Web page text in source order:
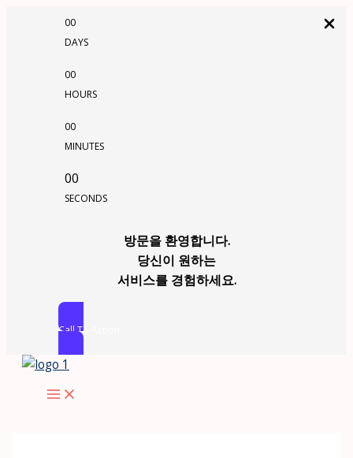
00
DAYS
00
HOURS
00
MINUTES
00
SECONDS
방문을 환영합니다.
당신이 원하는
서비스를 경험하세요.
Call To Action